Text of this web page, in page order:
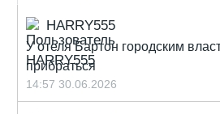
HARRY555
У отеля Бартон городским
прибраться
14:57 30.06.2026